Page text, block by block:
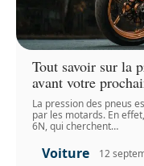
Tout savoir sur la
avant votre
La pression des pneus
par les motards. En
6N, qui cherchent…
Voiture 12